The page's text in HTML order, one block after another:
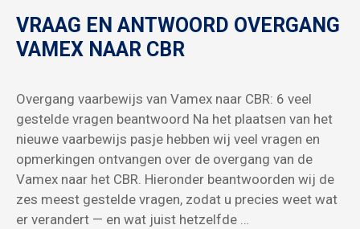
VRAAG EN ANTWOORD OVERGANG
VAMEX NAAR CBR
Overgang vaarbewijs van Vamex naar CBR: 6 veel
gestelde vragen beantwoord Na het plaatsen van het
nieuwe vaarbewijs pasje hebben wij veel vragen en
opmerkingen ontvangen over de overgang van de
Vamex naar het CBR. Hieronder beantwoorden wij de
zes meest gestelde vragen, zodat u precies weet wat
er verandert — en wat juist hetzelfde …